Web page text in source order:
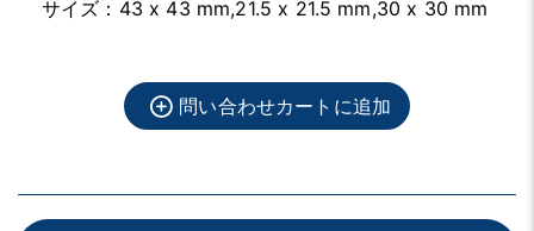
サイズ：43 x 43 mm,21.5 x 21.5 mm,30 x 30 mm
問い合わせカートに追加